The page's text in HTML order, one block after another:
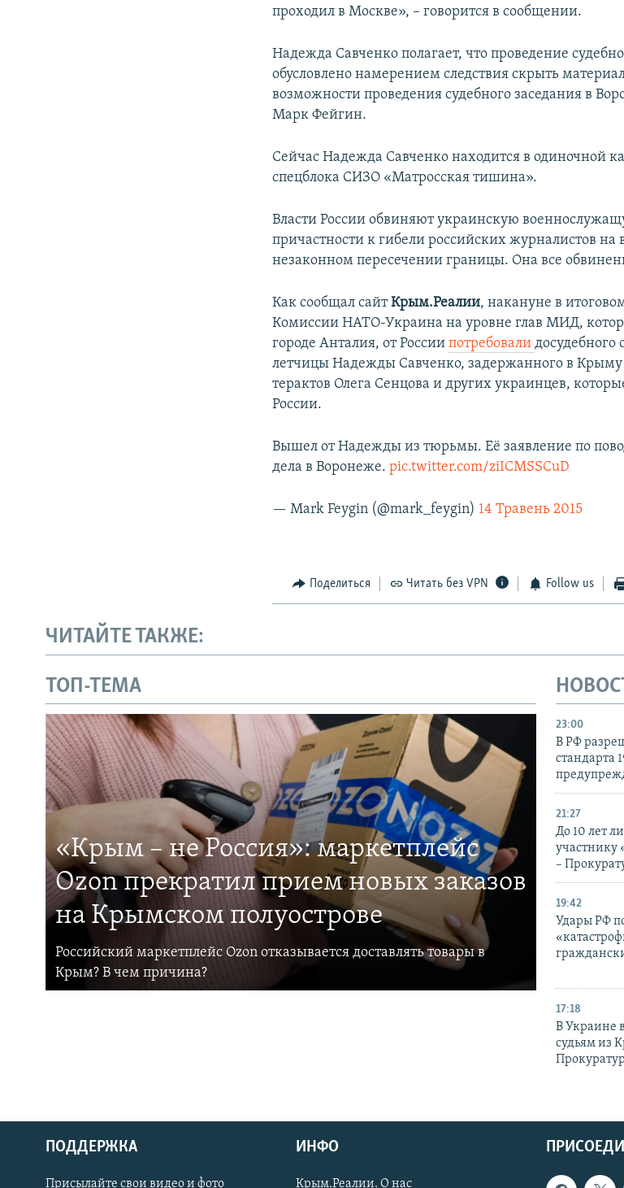
Українською
проходил в Москве», – говорится в сообщении.
Надежда Савченко полагает, что проведение
обусловлено намерением следствия скрыть
возможности проведения судебного заседания в
Марк Фейгин.
Сейчас Надежда Савченко находится в одиночной
спецблока СИЗО «Матросская тишина».
Власти России обвиняют украинскую
причастности к гибели российских журналистов на
незаконном пересечении границы. Она все
Как сообщал сайтКрым.Реалии, накануне в
Комиссии НАТО-Украина на уровне глав МИД,
городе Анталия, от Россиипотребовалидосудебного
летчицы Надежды Савченко, задержанного в Крыму
терактов Олега Сенцова и других украинцев,
России.
Вышел от Надежды из тюрьмы. Её заявление по
дела в Воронеже.pic.twitter.com/ziICMSSCuD
— Mark Feygin (@mark_feygin) 14 Травень 2015
Поделиться Читать без VPN Follow us
ЧИТАЙТЕ ТАКЖЕ:
ТОП-ТЕМА
«Крым – не Россия»: маркетплейс
Ozon прекратил прием новых заказов
на Крымском полуострове
Российский маркетплейс Ozon отказывается доставлять товары в
Крым? В чем причина?
23:00
В РФ
стандарта
21:27
До 10 лет
участнику
–
19:42
Удары РФ
17:18
В Украине
судьям из
ПОДДЕРЖКА
Присылайте свои видео и фото
ИНФО
Крым.Реалии. О нас